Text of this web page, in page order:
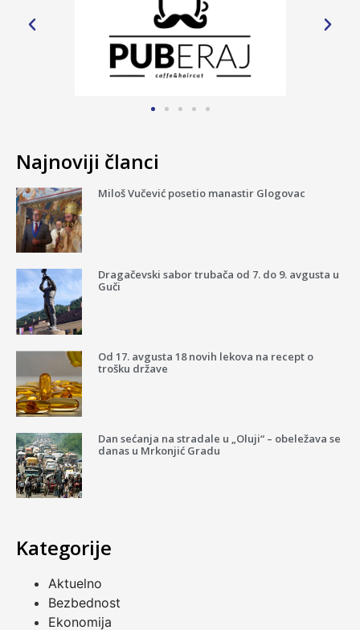
Najnoviji članci
Miloš Vučević posetio manastir Glogovac
Dragačevski sabor trubača od 7. do 9. avgusta u
Guči
Od 17. avgusta 18 novih lekova na recept o
trošku države
Dan sećanja na stradale u „Oluji“ – obeležava se
danas u Mrkonjić Gradu
Kategorije
Aktuelno
Bezbednost
Ekonomija